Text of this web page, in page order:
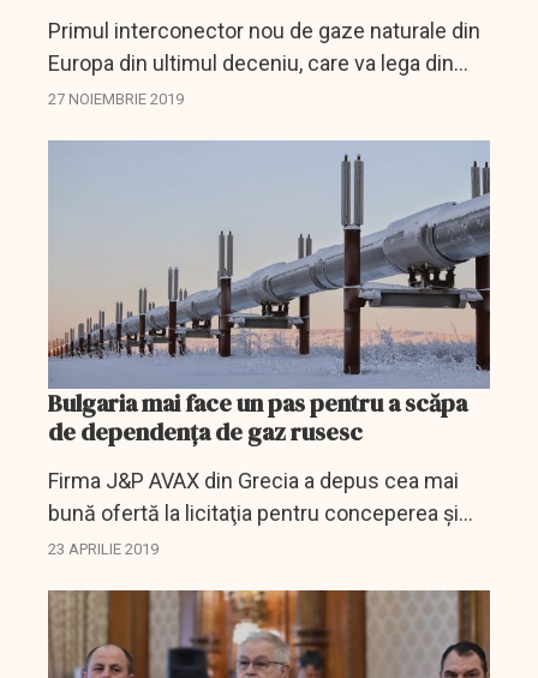
Primul interconector nou de gaze naturale din
Europa din ultimul deceniu, care va lega din
ianuarie Finlanda şi Estonia, va slăbi influenţa
27 NOIEMBRIE 2019
Bulgaria mai face un pas pentru a scăpa
de dependența de gaz rusesc
Firma J&P AVAX din Grecia a depus cea mai
bună ofertă la licitaţia pentru conceperea şi
construcţia interconectorului de gaze IGB,
anunţat...
23 APRILIE 2019